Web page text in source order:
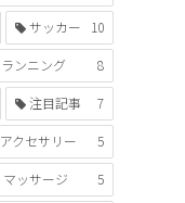
サッカー 10
ランニング 8
注目記事 7
クセサリー 5
マッサージ 5